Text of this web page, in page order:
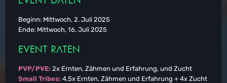
Beginn: Mittwoch, 2. Juli 2025
Ende: Mittwoch, 16. Juli 2025
EVENT RATEN
PVP/PVE: 2x Ernten, Zähmen und Erfahrung, und Zucht
Small Tribes: 4,5x Ernten, Zähmen und Erfahrung + 4x Zucht